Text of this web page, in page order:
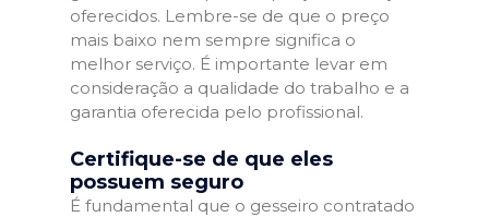
oferecidos. Lembre-se de que o preço
mais baixo nem sempre significa o
melhor serviço. É importante levar em
consideração a qualidade do trabalho e a
garantia oferecida pelo profissional.
Certifique-se de que eles
possuem seguro
É fundamental que o gesseiro contratado